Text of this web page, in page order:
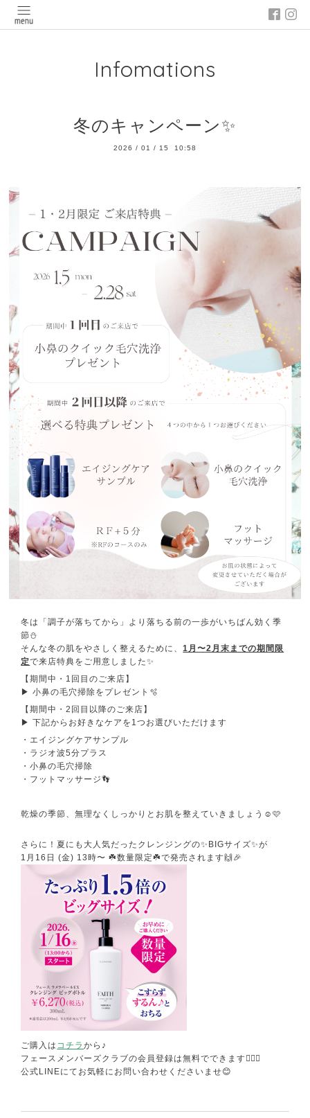
Infomations
冬のキャンペーン✨
2026 / 01 / 15 10:58
冬は「調子が落ちてから」より落ちる前の一歩がいちばん効く季
節⛄️
そんな冬の肌をやさしく整えるために、1月〜2月末までの期間限
定で来店特典をご用意しました✨
【期間中・1回目のご来店】
▶ 小鼻の毛穴掃除をプレゼント🫧
【期間中・2回目以降のご来店】
▶ 下記からお好きなケアを1つお選びいただけます
・エイジングケアサンプル
・ラジオ波5分プラス
・小鼻の毛穴掃除
・フットマッサージ👣
乾燥の季節、無理なくしっかりとお肌を整えていきましょう☺️🩷
さらに！夏にも大人気だったクレンジングの✨BIGサイズ✨が
1月16日 (金) 13時〜 ☘️数量限定☘️で発売されます🙌🎉
ご購入は コチラから♪
フェースメンバーズクラブの会員登録は無料でできます🙆🏻‍♀️
公式LINEにてお気軽にお問い合わせくださいませ😊